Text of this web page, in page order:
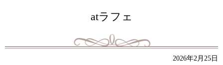
atラフェ
2026年2月25日